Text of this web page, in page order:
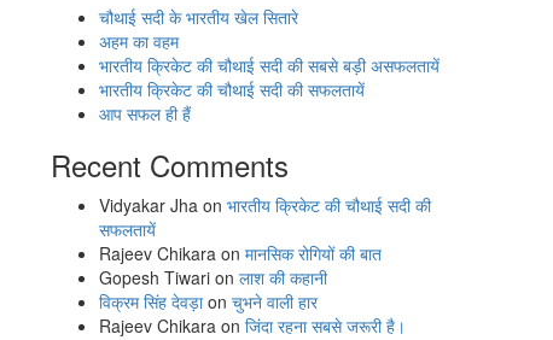
चौथाई सदी के भारतीय खेल सितारे
अहम का वहम
भारतीय क्रिकेट की चौथाई सदी की सबसे बड़ी असफलतायें
भारतीय क्रिकेट की चौथाई सदी की सफलतायें
आप सफल ही हैं
Recent Comments
Vidyakar Jhaon भारतीय क्रिकेट की चौथाई सदी की
सफलतायें
Rajeev Chikaraon मानसिक रोगियों की बात
Gopesh Tiwarion लाश की कहानी
विक्रम सिंह देवड़ाon चुभने वाली हार
Rajeev Chikaraon जिंदा रहना सबसे जरूरी है।